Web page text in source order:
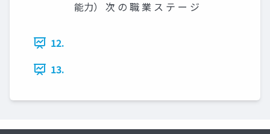
能力） 次 の 職 業 ス テ ー ジ
12.
13.